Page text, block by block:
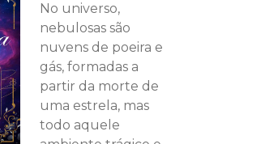
convidando-a para
entrar. Com o
passar dos dias, ela
descobriu que
Valêncio era um
vampiro e queria
prendê-la
No universo,
nebulosas são
nuvens de poeira e
gás, formadas a
partir da morte de
uma estrela, mas
todo aquele